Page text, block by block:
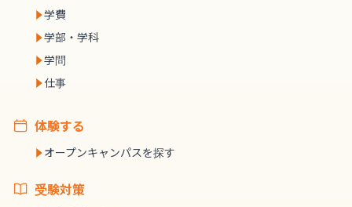
学費
学部・学科
学問
仕事
体験する
オープンキャンパスを探す
受験対策